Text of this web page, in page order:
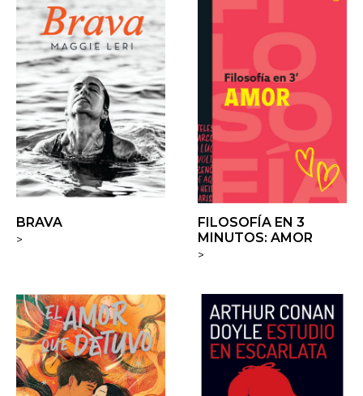
BRAVA
>
FILOSOFÍA EN 3
MINUTOS: AMOR
>